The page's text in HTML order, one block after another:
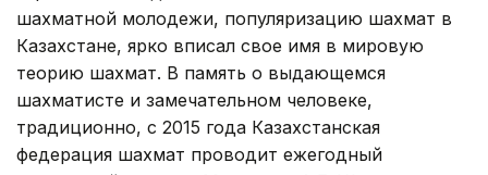
шахматной молодежи, популяризацию шахмат в
Казахстане, ярко вписал свое имя в мировую
теорию шахмат. В память о выдающемся
шахматисте и замечательном человеке,
традиционно, с 2015 года Казахстанская
федерация шахмат проводит ежегодный